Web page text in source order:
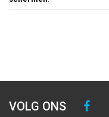
VOLG ONS